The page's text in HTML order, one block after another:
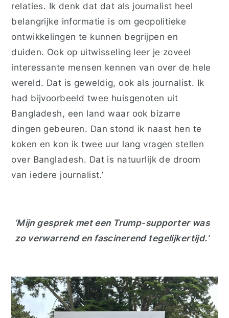
relaties. Ik denk dat dat als journalist heel
belangrijke informatie is om geopolitieke
ontwikkelingen te kunnen begrijpen en
duiden. Ook op uitwisseling leer je zoveel
interessante mensen kennen van over de hele
wereld. Dat is geweldig, ook als journalist. Ik
had bijvoorbeeld twee huisgenoten uit
Bangladesh, een land waar ook bizarre
dingen gebeuren. Dan stond ik naast hen te
koken en kon ik twee uur lang vragen stellen
over Bangladesh. Dat is natuurlijk de droom
van iedere journalist.’
‘Mijn gesprek met een Trump-supporter was
zo verwarrend en fascinerend tegelijkertijd.’